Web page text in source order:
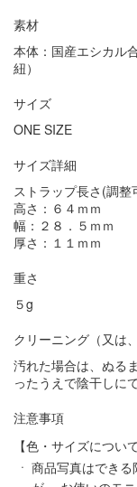
素材
本体：国産エシカル
紐）
サイズ
ONE SIZE
サイズ詳細
ストラップ長さ(調整
高さ：６４ｍｍ
幅：２８．５ｍｍ
厚さ：１１ｍｍ
重さ
５g
クリーニング （又は
汚れた場合は、ぬる
ったうえで陰干しに
注意事項
【色・サイズについて
商品写真はでき